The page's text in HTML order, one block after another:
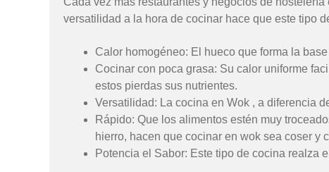
versatilidad a la hora de cocinar hace que este tipo
Calor homogéneo: El hueco que forma la
Cocinar con poca grasa: Su calor uniforme
estos pierdas sus nutrientes.
Versatilidad: La cocina en Wok , a diferencia
Rápido: Que los alimentos estén muy
hierro, hacen que cocinar en wok sea coser y
Potencia el Sabor: Este tipo de cocina realza